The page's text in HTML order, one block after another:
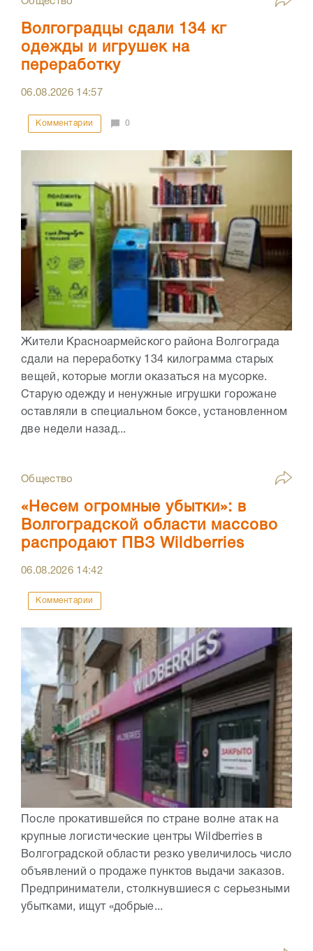
Волгоградцы сдали 134 кг
одежды и игрушек на
переработку
06.08.2026 14:57
Комментарии 0
Жители Красноармейского района Волгограда
сдали на переработку 134 килограмма старых
вещей, которые могли оказаться на мусорке.
Старую одежду и ненужные игрушки горожане
оставляли в специальном боксе, установленном
две недели назад...
Общество
«Несем огромные убытки»: в
Волгоградской области массово
распродают ПВЗ Wildberries
06.08.2026 14:42
Комментарии
После прокатившейся по стране волне атак на
крупные логистические центры Wildberries в
Волгоградской области резко увеличилось число
объявлений о продаже пунктов выдачи заказов.
Предприниматели, столкнувшиеся с серьезными
убытками, ищут «добрые...